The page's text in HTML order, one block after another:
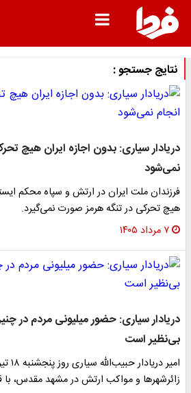
نتایج جستجو :
دریادار سیاری: بدون اجازه ایران هیچ
نمی‌شود
فرزندان ملت ایران در ارتش و سپاه محکم
هیچ تحرکی در تنگه هرمز صورت نمی‌گیرد.
۷ مرداد ۱۴۰۵
دریادار سیاری: حضور میلیونی مردم در
بی‌نظیر است
زائرشهرها و مواکب ارتش در مشهد مقدس، با